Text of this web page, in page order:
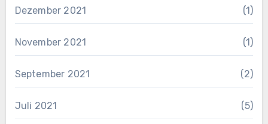
Dezember 2021 (1)
November 2021 (1)
September 2021 (2)
Juli 2021 (5)